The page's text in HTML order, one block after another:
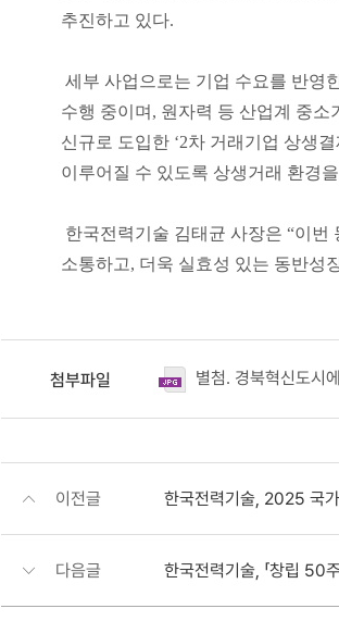
추진하고 있다.
세부 사업으로는 기업 수요를 반영
수행 중이며, 원자력 등 산업계 중소
신규로 도입한 ‘2차 거래기업 상생
이루어질 수 있도록 상생거래 환경
한국전력기술 김태균 사장은 “이번
소통하고, 더욱 실효성 있는 동반성
첨부파일 별첨. 경북혁신도시
이전글 한국전력기술, 2025 국
다음글 한국전력기술, 「창립 50